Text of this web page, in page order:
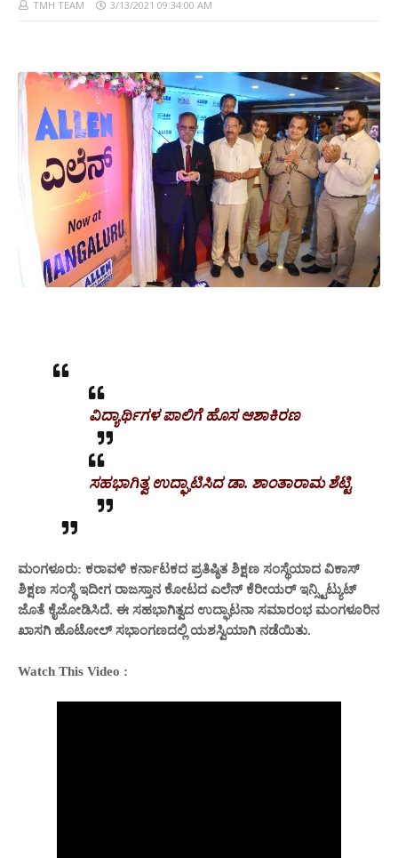
TMH TEAM 3/13/2021 09:34:00 AM
ವಿದ್ಯಾರ್ಥಿಗಳ ಪಾಲಿಗೆ ಹೊಸ ಆಶಾಕಿರಣ
ಸಹಭಾಗಿತ್ವ ಉದ್ಘಾಟಿಸಿದ ಡಾ. ಶಾಂತಾರಾಮ ಶೆಟ್ಟಿ
ಮಂಗಳೂರು: ಕರಾವಳಿ ಕರ್ನಾಟಕದ ಪ್ರತಿಷ್ಠಿತ ಶಿಕ್ಷಣ ಸಂಸ್ಥೆಯಾದ ವಿಕಾಸ್
ಶಿಕ್ಷಣ ಸಂಸ್ಥೆ ಇದೀಗ ರಾಜಸ್ತಾನ ಕೋಟದ ಎಲೆನ್ ಕೆರೀಯರ್ ಇನ್ಸ್ಟಿಟ್ಯುಟ್
ಜೊತೆ ಕೈಜೋಡಿಸಿದೆ. ಈ ಸಹಭಾಗಿತ್ವದ ಉದ್ಘಾಟನಾ ಸಮಾರಂಭ ಮಂಗಳೂರಿನ
ಖಾಸಗಿ ಹೊಟೋಲ್ ಸಭಾಂಗಣದಲ್ಲಿ ಯಶಸ್ವಿಯಾಗಿ ನಡೆಯಿತು.
Watch This Video :